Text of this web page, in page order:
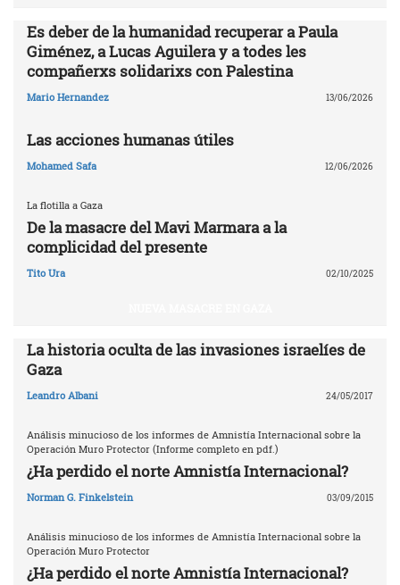
Es deber de la humanidad recuperar a Paula
Giménez, a Lucas Aguilera y a todes les
compañerxs solidarixs con Palestina
Mario Hernandez 13/06/2026
Las acciones humanas útiles
Mohamed Safa 12/06/2026
La flotilla a Gaza
De la masacre del Mavi Marmara a la
complicidad del presente
Tito Ura 02/10/2025
La historia oculta de las invasiones israelíes de
Gaza
Leandro Albani 24/05/2017
Análisis minucioso de los informes de Amnistía Internacional sobre la
Operación Muro Protector (Informe completo en pdf.)
¿Ha perdido el norte Amnistía Internacional?
Norman G. Finkelstein 03/09/2015
Análisis minucioso de los informes de Amnistía Internacional sobre la
Operación Muro Protector
¿Ha perdido el norte Amnistía Internacional?